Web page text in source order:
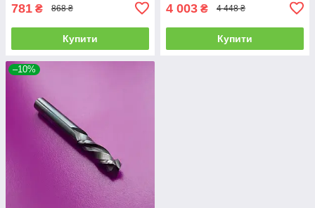
781 ₴ 868 ₴
Купити
4 003 ₴ 4 448 ₴
Купити
–10%